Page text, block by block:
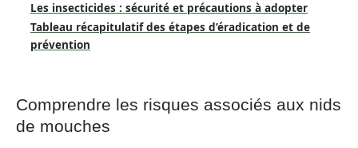
Les insecticides : sécurité et précautions à adopter
Tableau récapitulatif des étapes d’éradication et de
prévention
Comprendre les risques associés aux nids
de mouches